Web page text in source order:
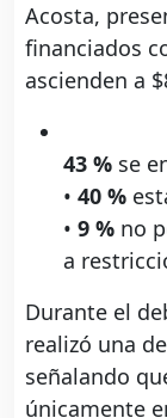
Acosta,
financiados
ascienden a
43 % se
• 40 %
• 9 % no
a
Durante el
realizó una
señalando
únicamente